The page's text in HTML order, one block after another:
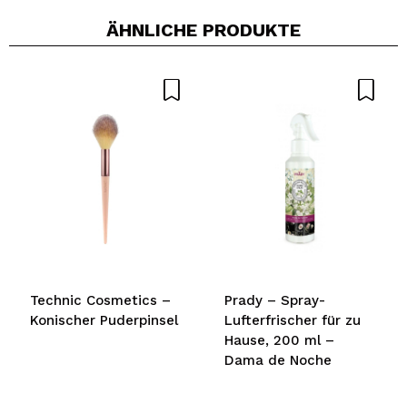
ÄHNLICHE PRODUKTE
Technic Cosmetics –
Konischer Puderpinsel
Prady – Spray-
Lufterfrischer für zu
Hause, 200 ml –
Dama de Noche